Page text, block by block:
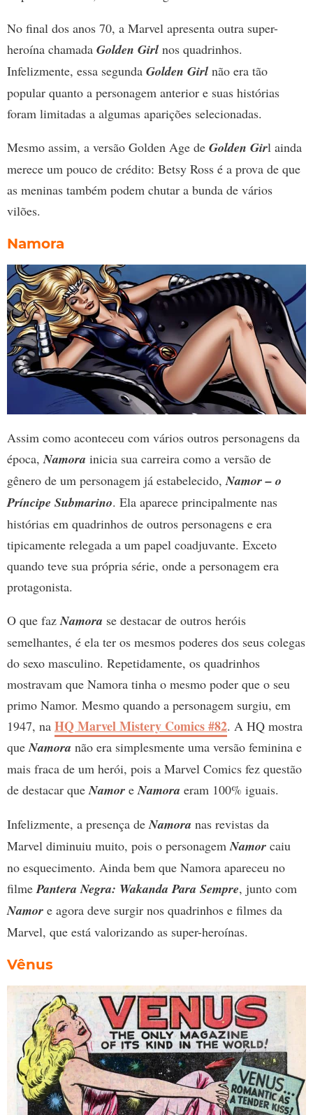
No final dos anos 70, a Marvel apresenta outra super-
heroína chamada Golden Girl nos quadrinhos.
Infelizmente, essa segunda Golden Girl não era tão
popular quanto a personagem anterior e suas histórias
foram limitadas a algumas aparições selecionadas.
Mesmo assim, a versão Golden Age de Golden Girl ainda
merece um pouco de crédito: Betsy Ross é a prova de que
as meninas também podem chutar a bunda de vários
vilões.
Namora
Assim como aconteceu com vários outros personagens da
época,Namora inicia sua carreira como a versão de
gênero de um personagem já estabelecido,Namor – o
Príncipe Submarino. Ela aparece principalmente nas
histórias em quadrinhos de outros personagens e era
tipicamente relegada a um papel coadjuvante. Exceto
quando teve sua própria série, onde a personagem era
protagonista.
O que fazNamora se destacar de outros heróis
semelhantes, é ela ter os mesmos poderes dos seus colegas
do sexo masculino. Repetidamente, os quadrinhos
mostravam que Namora tinha o mesmo poder que o seu
primo Namor. Mesmo quando a personagem surgiu, em
1947, na HQ Marvel Mistery Comics #82. A HQ mostra
queNamora não era simplesmente uma versão feminina e
mais fraca de um herói, pois a Marvel Comics fez questão
de destacar queNamor eNamora eram 100% iguais.
Infelizmente, a presença deNamora nas revistas da
Marvel diminuiu muito, pois o personagemNamor caiu
no esquecimento. Ainda bem que Namora apareceu no
filmePantera Negra: Wakanda Para Sempre, junto com
Namor e agora deve surgir nos quadrinhos e filmes da
Marvel, que está valorizando as super-heroínas.
Vênus